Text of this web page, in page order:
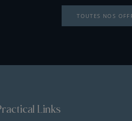
TOUTES NOS
Links